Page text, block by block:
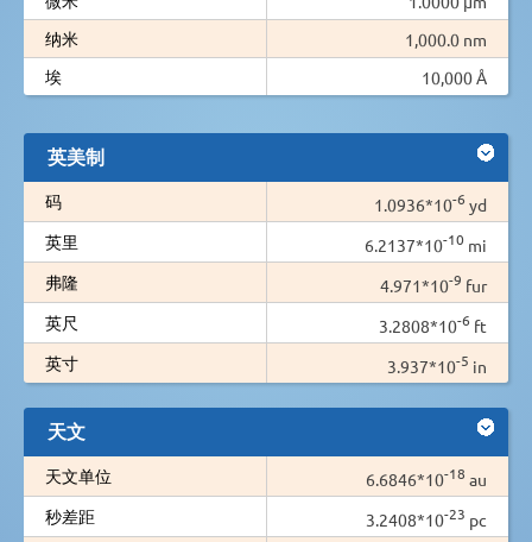
纳米
1,000.0 nm
埃
10,000 Å
英美制
码 1.0936*10-6 yd
英里
6.2137*10-10 mi
弗隆
4.971*10-9 fur
英尺
3.2808*10-6 ft
英寸
3.937*10-5 in
天文
天文单位 6.6846*10-18 au
秒差距
3.2408*10-23 pc